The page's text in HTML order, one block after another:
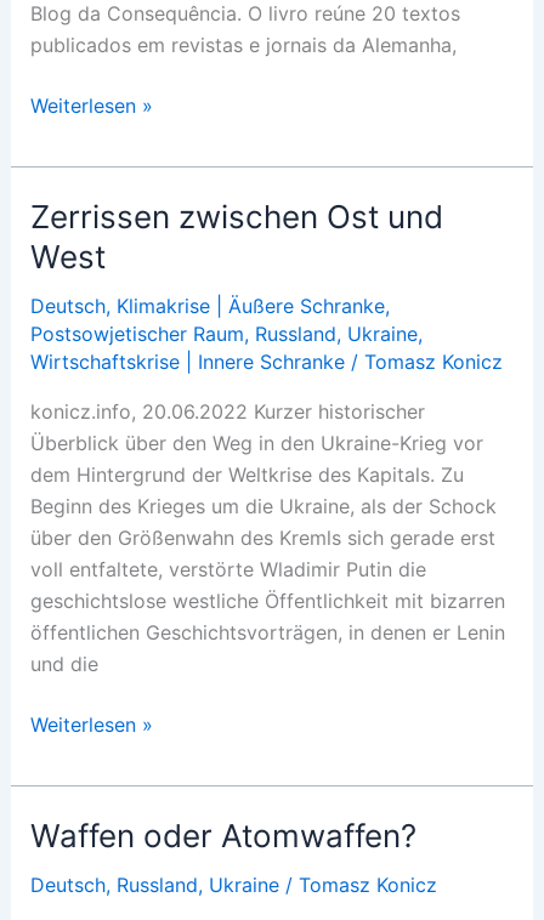
Blog da Consequência. O livro reúne 20 textos
publicados em revistas e jornais da Alemanha,
Entrevista
Tomasz
Konicz
-
Ucrânia:
o
“Grande
Jogo”
Weiterlesen »
Zerrissen zwischen Ost und
West
Deutsch, Klimakrise | Äußere Schranke,
Postsowjetischer Raum, Russland, Ukraine,
Wirtschaftskrise | Innere Schranke/ Tomasz Konicz
konicz.info, 20.06.2022 Kurzer historischer
Überblick über den Weg in den Ukraine-Krieg vor
dem Hintergrund der Weltkrise des Kapitals. Zu
Beginn des Krieges um die Ukraine, als der Schock
über den Größenwahn des Kremls sich gerade erst
voll entfaltete, verstörte Wladimir Putin die
geschichtslose westliche Öffentlichkeit mit bizarren
öffentlichen Geschichtsvorträgen, in denen er Lenin
und die
Zerrissen
Ost
und
West
Weiterlesen »
Waffen oder Atomwaffen?
Deutsch, Russland, Ukraine/ Tomasz Konicz